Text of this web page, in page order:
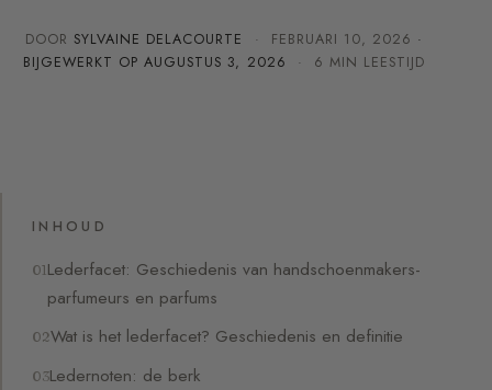
DOOR SYLVAINE DELACOURTE · FEBRUARI 10, 2026 ·
BIJGEWERKT OPAUGUSTUS 3, 2026 · 6 MIN LEESTIJD
INHOUD
Lederfacet: Geschiedenis van handschoenmakers-
parfumeurs en parfums
Wat is het lederfacet? Geschiedenis en definitie
Ledernoten: de berk